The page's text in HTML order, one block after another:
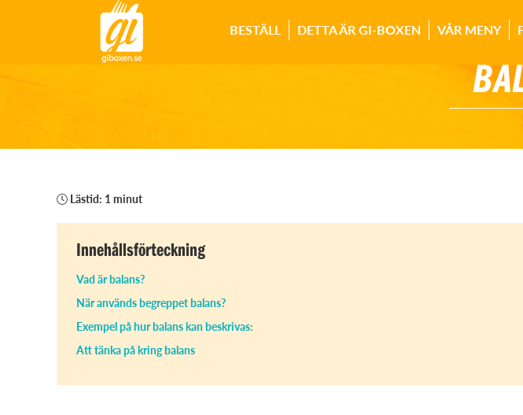
BESTÄLL DETTA ÄR GI-BOXEN VÅR MENY
Lästid: 1 minut
Innehållsförteckning
Vad är balans?
När används begreppet balans?
Exempel på hur balans kan beskrivas:
Att tänka på kring balans